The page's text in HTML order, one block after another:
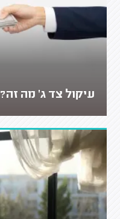
עיקול צד ג' מה זה?